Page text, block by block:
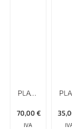
PLATO ESMALTADO LISO MINAKARI
€
70,00
IVA